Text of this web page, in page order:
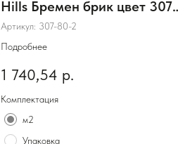
Hills Бремен брик цвет 307-
80
Артикул: 307-80-2
Подробнее
1 740,54 р.
Комплектация
м2
Упаковка